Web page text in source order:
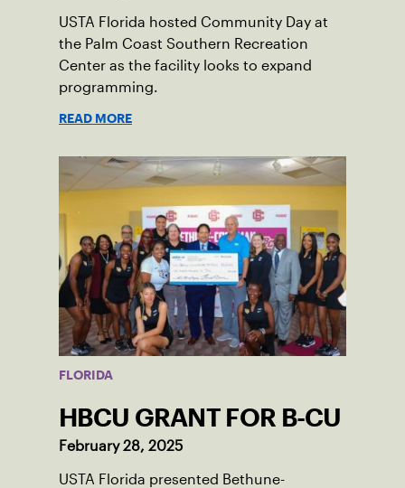
USTA Florida hosted Community Day at
the Palm Coast Southern Recreation
Center as the facility looks to expand
programming.
READ MORE
FLORIDA
HBCU GRANT FOR B-CU
February 28, 2025
USTA Florida presented Bethune-